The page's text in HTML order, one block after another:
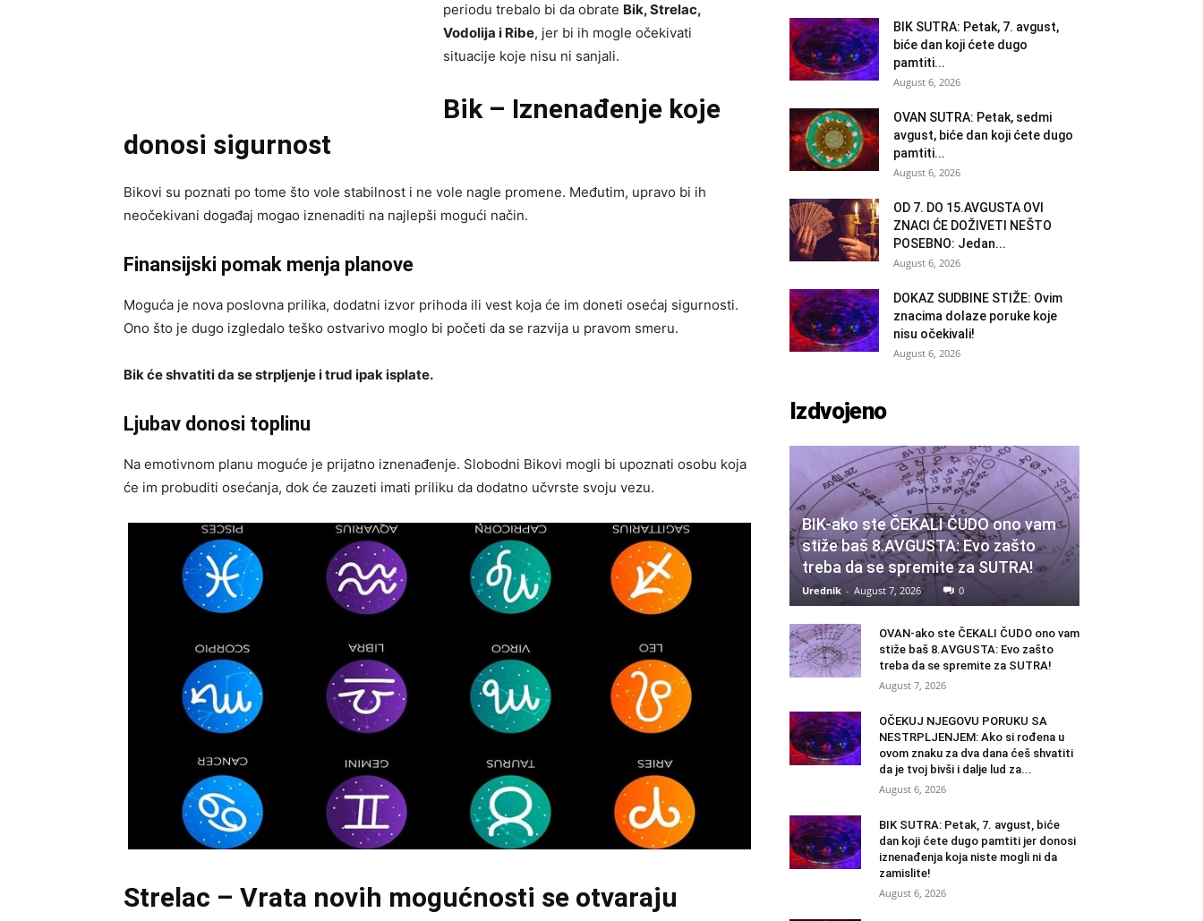
periodu trebalo bi da obrate Bik, Strelac,
Vodolija i Ribe, jer bi ih mogle očekivati
situacije koje nisu ni sanjali.
Bik – Iznenađenje koje
donosi sigurnost
Bikovi su poznati po tome što vole stabilnost i ne vole nagle promene. Međutim, upravo bi ih
neočekivani događaj mogao iznenaditi na najlepši mogući način.
Finansijski pomak menja planove
Moguća je nova poslovna prilika, dodatni izvor prihoda ili vest koja će im doneti osećaj sigurnosti.
Ono što je dugo izgledalo teško ostvarivo moglo bi početi da se razvija u pravom smeru.
Bik će shvatiti da se strpljenje i trud ipak isplate.
Ljubav donosi toplinu
Na emotivnom planu moguće je prijatno iznenađenje. Slobodni Bikovi mogli bi upoznati osobu koja
će im probuditi osećanja, dok će zauzeti imati priliku da dodatno učvrste svoju vezu.
Strelac – Vrata novih mogućnosti se otvaraju
BIK SUTRA: Petak, 7. avgust,
biće dan koji ćete dugo
pamtiti...
August 6, 2026
OVAN SUTRA: Petak, sedmi
avgust, biće dan koji ćete dugo
pamtiti...
August 6, 2026
OD 7. DO 15.AVGUSTA OVI
ZNACI ĆE DOŽIVETI NEŠTO
POSEBNO: Jedan...
August 6, 2026
DOKAZ SUDBINE STIŽE: Ovim
znacima dolaze poruke koje
nisu očekivali!
August 6, 2026
Izdvojeno
BIK-ako ste ČEKALI ČUDO ono vam
stiže baš 8.AVGUSTA: Evo zašto
treba da se spremite za SUTRA!
Urednik - August 7, 2026 0
OVAN-ako ste ČEKALI ČUDO ono vam
stiže baš 8.AVGUSTA: Evo zašto
treba da se spremite za SUTRA!
August 7, 2026
OČEKUJ NJEGOVU PORUKU SA
NESTRPLJENJEM: Ako si rođena u
ovom znaku za dva dana ćeš shvatiti
da je tvoj bivši i dalje lud za...
August 6, 2026
BIK SUTRA: Petak, 7. avgust, biće
dan koji ćete dugo pamtiti jer donosi
iznenađenja koja niste mogli ni da
zamislite!
August 6, 2026